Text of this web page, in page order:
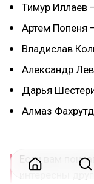
Тимур Иллаев
Артем Попеня
Владислав
Александр
Дарья
Алмаз
Если вам
интересны